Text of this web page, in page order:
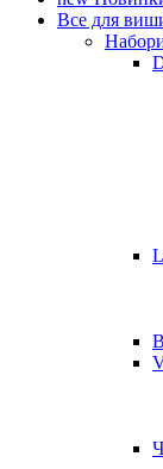
Все для